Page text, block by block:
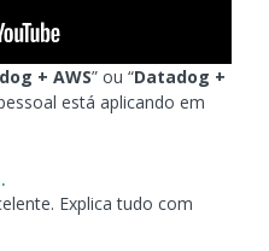
+ AWS” ou “Datadog +
está aplicando em
Explica tudo com